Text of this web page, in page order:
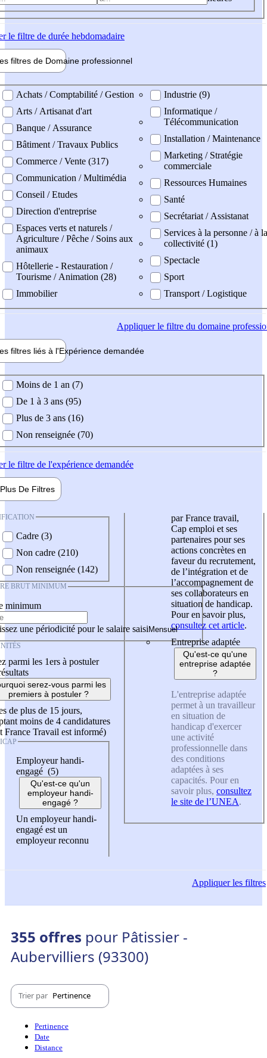
le filtre de durée hebdomadaire
filtres de Domaine professionnel
professionel
Achats / Comptabilité / Gestion
Arts / Artisanat d'art
Banque / Assurance
Bâtiment / Travaux Publics
Commerce / Vente (317)
Communication / Multimédia
Conseil / Etudes
Direction d'entreprise
Espaces verts et naturels /
Agriculture / Pêche / Soins aux
animaux
Hôtellerie - Restauration /
Tourisme / Animation (28)
Immobilier
Industrie (9)
Informatique /
Télécommunication
Installation / Maintenance
Marketing / Stratégie
commerciale
Ressources Humaines
Santé
Secrétariat / Assistanat
Services à la personne / à la
collectivité (1)
Spectacle
Sport
Transport / Logistique
Appliquerle filtre du domaine
filtres liés à l'Expérience demandée
demandée
Moins de 1 an (7)
De 1 à 3 ans (95)
Plus de 3 ans (16)
Non renseignée (70)
le filtre de l'expérience demandée
Plus De Filtres
Cadre (3)
Non cadre (210)
Non renseignée (142)
BRUT MINIMUM
minimum
une périodicité pour le salaire saisi
parmi les 1ers à postuler
serez-vous parmi les
premiers à postuler ?
de plus de 15 jours,
moins de 4 candidatures
France Travail est informé)
Employeur handi-
engagé (5)
Qu'est-ce qu'un
employeur handi-
engagé ?
Un employeur handi-
engagé est un
employeur reconnu
par France travail,
Cap emploi et ses
partenaires pour ses
actions concrètes en
faveur du recrutement,
de l’intégration et de
l’accompagnement de
ses collaborateurs en
situation de handicap.
Pour en savoir plus,
consultez cet article.
Entreprise adaptée
Qu'est-ce qu'une
entreprise adaptée
?
L'entreprise adaptée
permet à un travailleur
en situation de
handicap d'exercer
une activité
professionnelle dans
des conditions
adaptées à ses
capacités. Pour en
savoir plus, consultez
le site de l’UNEA.
Appliquerles filtres
355 offres pour Pâtissier -
Aubervilliers (93300)
Trier par Pertinence
Pertinence
Date
Distance